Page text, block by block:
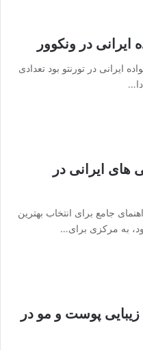
ایرانی در ونکوور
ایرانی در تورنتو بود تعدادی
های ایرانی در
جامع برای انتخاب بهترین
به مرکزی برای…
زیبایی پوست و مو در